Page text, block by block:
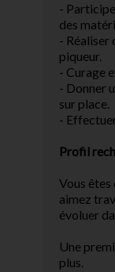
-
des
- Réaliser
piqueur.
- Curage
- Donner
sur place.
-
Profil
Vous
aimez
évoluer
Une
plus.